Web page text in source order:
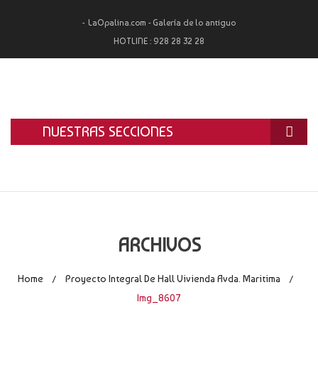
LaOpalina.com - Galería de lo antiguo
HOTLINE : 928 28 32 28
NUESTRAS SECCIONES
LA OPALINA
ARCHIVOS
Home / Proyecto Integral De Hall Vivienda Avda. Maritima /
Img_8607